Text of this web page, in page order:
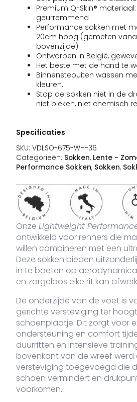
Premium Q-Skin®
geurremmend
Performance sokken met
20cm hoog (gemeten
bovenzijde)
Ontworpen in België,
Het beste met de hand te
Binnenstebuiten wassen
kleuren.
Stop de sokken niet in de
niet bleken, niet chemisch
Specificaties
SKU: VDLSO-675-WH-36
Categorieën: Sokken, Lente -
Performance Sokken, Sokken,
Onze Lightweight
ontwikkeld voor renners die
willen combineren met een
Deze sokken bieden
in te boeten op
en zorgeloos elke rit kan
De onderzijde van de voet is
gerichte versteviging ter
schoenplaatje. Dit zorgt voor
ondersteuning en comfort
duurritten en intensieve
bovenkant van de wreef werd
versteviging toegevoegd die
schoen vermindert en
voorkomen.
Afbeelding
VDLSO-
675-
WH-36
white
VDLSO-
675-
WH-43
white